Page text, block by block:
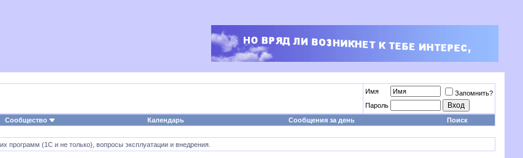
Имя
Запомнить?
Пароль
Сообщество Календарь Сообщения за день Поиск
программ (1С и не только), вопросы эксплуатации и внедрения.